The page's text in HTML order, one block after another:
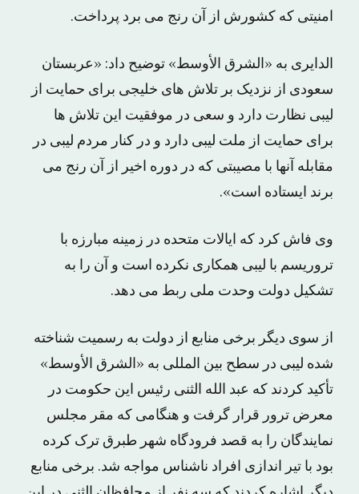
امنیتی که کشورش از آن رنج می برد پرداخت.
الدایری به «الشرق الأوسط» توضیح داد: «عربستان
سعودی از نزدیک بر تلاش های خلیجی برای حمایت از
لیبی نظارت دارد و سعی در موفقیت این تلاش ها
برای حمایت از ملت لیبی دارد و در کنار مردم لیبی در
مقابله آنها با مصیبتی که در دوره اخیر از آن رنج می
برند ایستاده است».
وی فاش کرد که ایالات متحده در زمینه مبارزه با
تروریسم با لیبی همکاری نکرده است و آن را به
تشکیل دولت وحدت ملی ربط می دهد.
از سوی دیگر برخی منابع از دولت به رسمیت شناخته
شده لیبی در سطح بین المللی به «الشرق الأوسط»
تأکید کردند که عبد الله الثنی رئیس این حکومت در
معرض ترور قرار گرفت و هنگامی که مقر مجلس
نمایندگان را به قصد فرودگاه شهر طبرق ترک کرده
بود با تیر اندازی افراد ناشناس مواجه شد. برخی منابع